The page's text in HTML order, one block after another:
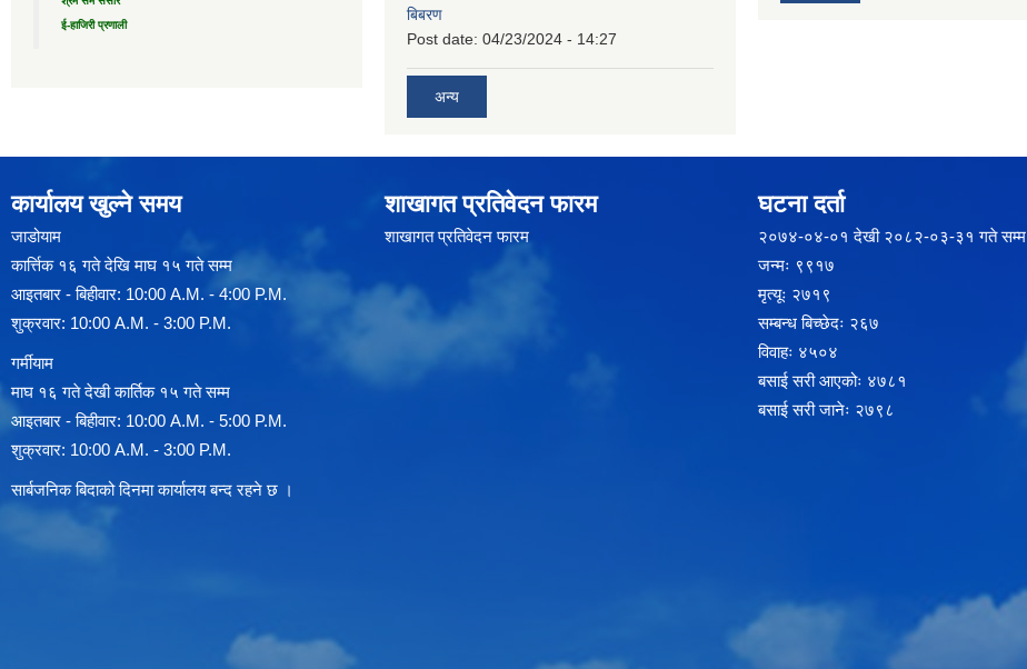
ई-हाजिरी प्रणाली
बिबरण
Post date: 04/23/2024 - 14:27
अन्य
कार्यालय खुल्ने समय
जाडोयाम
कार्त्तिक १६ गते देखि माघ १५ गते सम्म
आइतबार - बिहीवार: 10:00 A.M. - 4:00 P.M.
शुक्रवार: 10:00 A.M. - 3:00 P.M.
गर्मीयाम
माघ १६ गते देखी कार्तिक १५ गते सम्म
आइतबार - बिहीवार: 10:00 A.M. - 5:00 P.M.
शुक्रवार: 10:00 A.M. - 3:00 P.M.
सार्बजनिक बिदाको दिनमा कार्यालय बन्द रहने छ ।
शाखागत प्रतिवेदन फारम
शाखागत प्रतिवेदन फारम
घटना दर्ता
२‍०७४-०४-०१ देखी २०८२-०३-३१ गते सम्म
जन्मः ९९१७
मृत्यूः २७१९
सम्बन्ध बिच्छेदः २६७
विवाहः ४५०४
बसाई सरी आएकोः ४७८१
बसाई सरी जानेः २७९८